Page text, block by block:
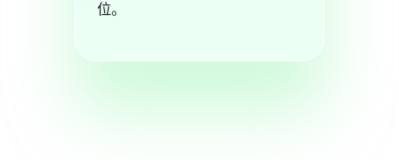
位。